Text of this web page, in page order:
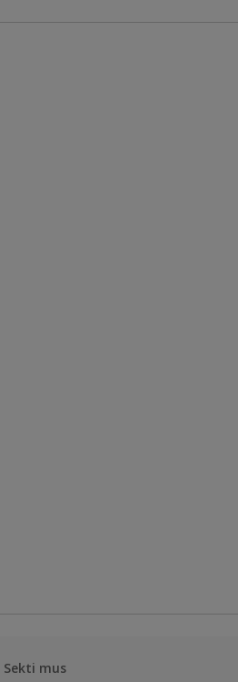
Sekti mus